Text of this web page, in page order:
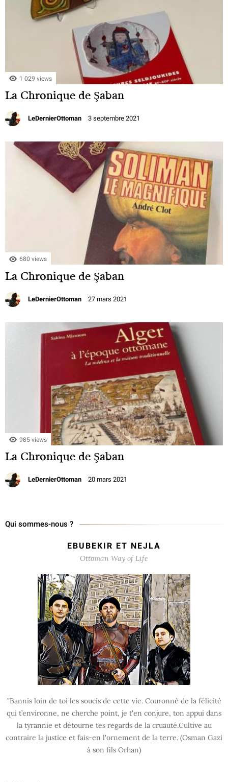
1 029 views
La Chronique de Şaban
LeDernierOttoman 3 septembre 2021
680 views
La Chronique de Şaban
LeDernierOttoman 27 mars 2021
985 views
La Chronique de Şaban
LeDernierOttoman 20 mars 2021
Qui sommes-nous ?
EBUBEKIR ET NEJLA
Ottoman Way of Life
"Bannis loin de toi les soucis de cette vie. Couronné de la félicité
qui t’environne, ne cherche point, je t'en conjure, ton appui dans
la tyrannie et détourne tes regards de la cruauté.Cultive au
contraire la justice et fais-en l'ornement de la terre. (Osman Gazi
à son fils Orhan)